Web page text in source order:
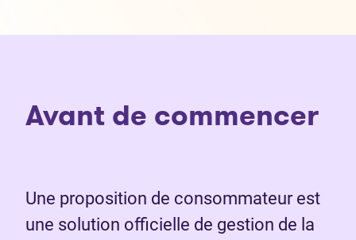
Avant de commencer
Une proposition de consommateur est
une solution officielle de gestion de la